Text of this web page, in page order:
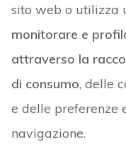
sito web o utilizza
monitorare e
attraverso la
di consumo, delle
e delle preferenze
navigazione.